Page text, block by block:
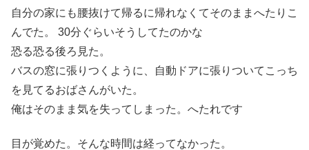
自分の家にも腰抜けて帰るに帰れなくてそのままへたりこ
んでた。 30分ぐらいそうしてたのかな
恐る恐る後ろ見た。
バスの窓に張りつくように、自動ドアに張りついてこっち
を見てるおばさんがいた。
俺はそのまま気を失ってしまった。へたれです
目が覚めた。そんな時間は経ってなかった。